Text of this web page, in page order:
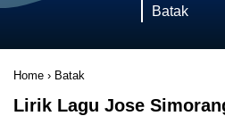
Batak
Home › Batak
Lirik Lagu Jose